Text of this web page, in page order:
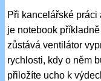
Při kancelářské
je notebook
zůstává ventilátor
rychlosti, kdy o něm
přiložíte ucho k